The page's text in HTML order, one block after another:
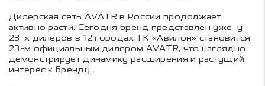
Дилерская сеть AVATR в России продолжает
активно расти. Сегодня бренд представлен уже у
23-х дилеров в 12 городах. ГК «Авилон» становится
23-м официальным дилером AVATR, что наглядно
демонстрирует динамику расширения и растущий
интерес к бренду.